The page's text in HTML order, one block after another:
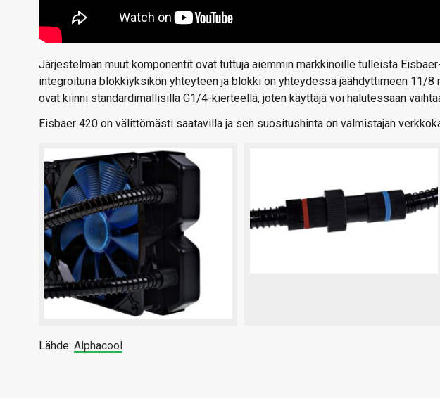
Järjestelmän muut komponentit ovat tuttuja aiemmin markkinoille tulleista
integroituna blokkiyksikön yhteyteen ja blokki on yhteydessä jäähdyttimeen 11/
ovat kiinni standardimallisilla G1/4-kierteellä, joten käyttäjä voi halutessaan
Eisbaer 420 on välittömästi saatavilla ja sen suositushinta on valmistajan
Lähde: Alphacool